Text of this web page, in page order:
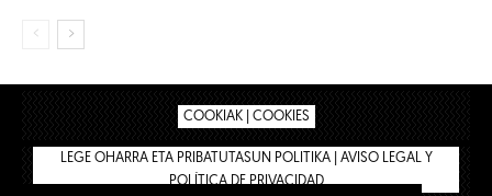
COOKIAK | COOKIES
LEGE OHARRA ETA PRIBATUTASUN POLITIKA | AVISO LEGAL Y
POLÍTICA DE PRIVACIDAD